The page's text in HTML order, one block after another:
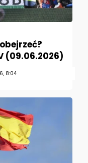
(09.06.2026)
8:04